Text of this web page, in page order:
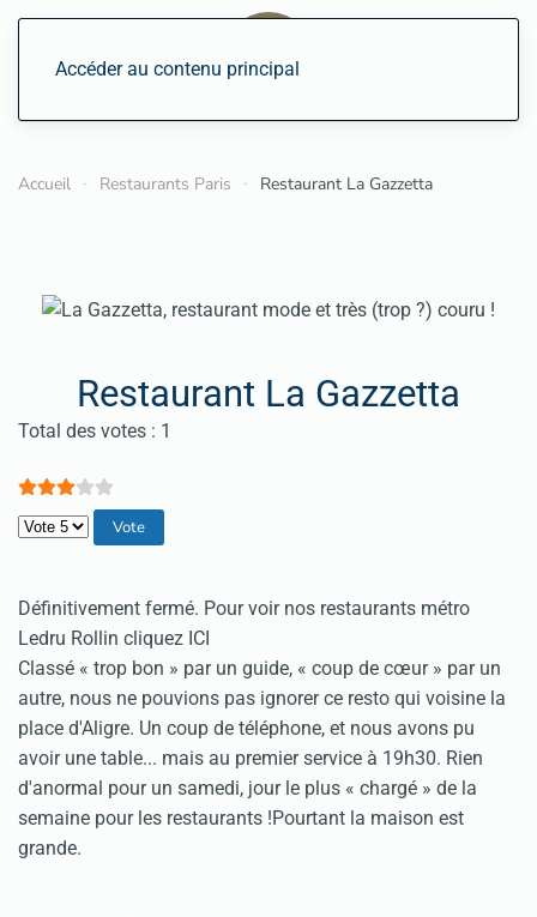
Accéder au contenu principal
Accueil Restaurants Paris Restaurant La Gazzetta
Restaurant La Gazzetta
Vote utilisateur:3/
Total des votes : 1
Veuillez voter
Définitivement fermé. Pour voir nos restaurants métro
Ledru Rollin cliquez ICI
Classé « trop bon » par un guide, « coup de cœur » par un
autre, nous ne pouvions pas ignorer ce resto qui voisine la
place d'Aligre. Un coup de téléphone, et nous avons pu
avoir une table... mais au premier service à 19h30. Rien
d'anormal pour un samedi, jour le plus « chargé » de la
semaine pour les restaurants !Pourtant la maison est
grande.